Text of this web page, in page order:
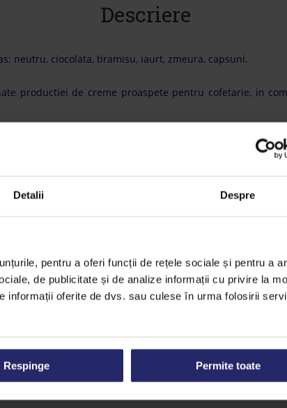
Detalii Despre
pentru a oferi funcții de rețele sociale și pentru a
de publicitate și de analize informații cu privire la
informații oferite de dvs. sau culese în urma folosirii
Respinge Permite toate
Descriere
neutru, ciocolata, tiramisu, iaurt, zmeura, capsuni.
productiei de creme proaspete pentru cofetarie, in
la coacere si congelare/decongelare;